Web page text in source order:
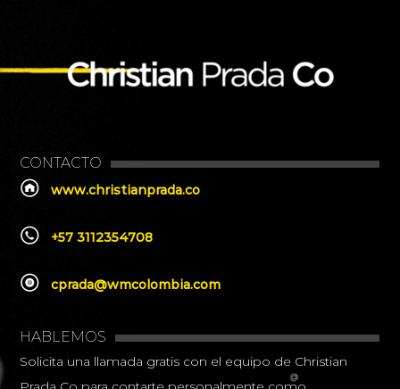
CONTACTO
www.christianprada.co
+57 3112354708
cprada@wmcolombia.com
HABLEMOS
Solicita una llamada gratis con el equipo de Christian